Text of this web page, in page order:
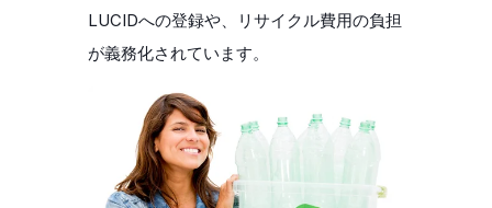
LUCIDへの登録や、リサイクル費用の負担
が義務化されています。